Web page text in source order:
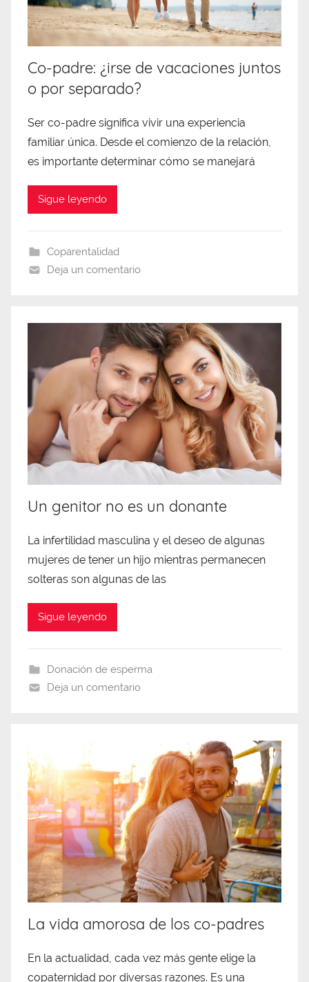
Co-padre: ¿irse de vacaciones juntos
o por separado?
Ser co-padre significa vivir una experiencia
familiar única. Desde el comienzo de la relación,
es importante determinar cómo se manejará
Sigue leyendo
Coparentalidad
Deja un comentario
Un genitor no es un donante
La infertilidad masculina y el deseo de algunas
mujeres de tener un hijo mientras permanecen
solteras son algunas de las
Sigue leyendo
Donación de esperma
Deja un comentario
La vida amorosa de los co-padres
En la actualidad, cada vez más gente elige la
copaternidad por diversas razones. Es una